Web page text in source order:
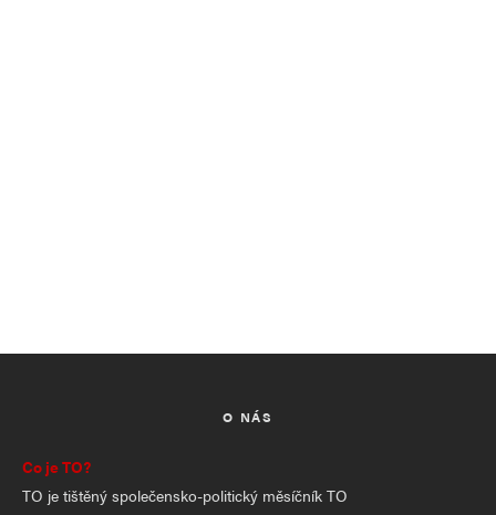
O NÁS
Co je TO?
TO je tištěný společensko-politický měsíčník TO